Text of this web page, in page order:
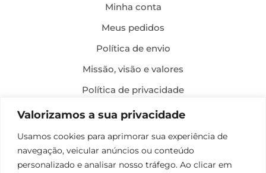
Valorizamos a sua privacidade
Usamos cookies para aprimorar sua experiência de
navegação, veicular anúncios ou conteúdo
personalizado e analisar nosso tráfego. Ao clicar em
Minha conta
Meus pedidos
Política de envio
Missão, visão e valores
Política de privacidade
Formas de pagamento
Política de troca e devolução
Desenvolvimento: